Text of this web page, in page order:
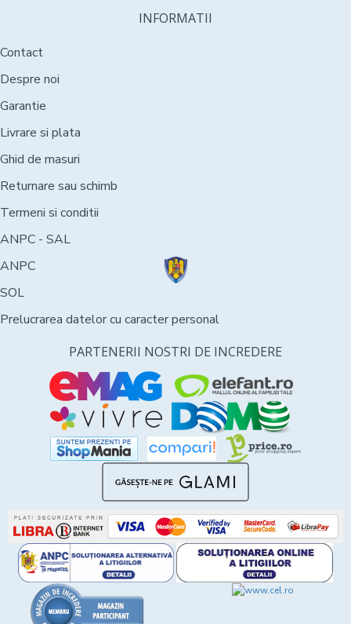
INFORMATII
Contact
Despre noi
Garantie
Livrare si plata
Ghid de masuri
Returnare sau schimb
Termeni si conditii
ANPC - SAL
ANPC
SOL
Prelucrarea datelor cu caracter personal
PARTENERII NOSTRI DE INCREDERE